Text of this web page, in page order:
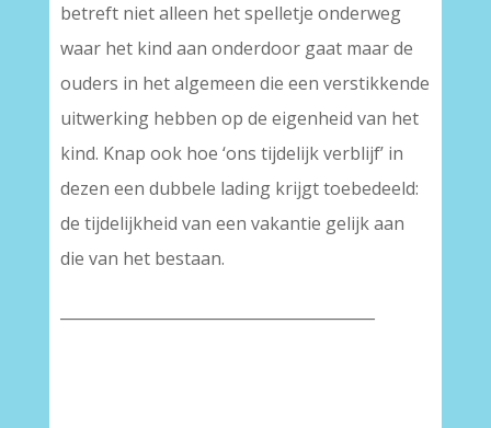
betreft niet alleen het spelletje onderweg
waar het kind aan onderdoor gaat maar de
ouders in het algemeen die een verstikkende
uitwerking hebben op de eigenheid van het
kind. Knap ook hoe ‘ons tijdelijk verblijf’ in
dezen een dubbele lading krijgt toebedeeld:
de tijdelijkheid van een vakantie gelijk aan
die van het bestaan.